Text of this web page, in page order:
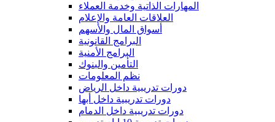
المهارات الذاتية وخدمة العملاء
العلاقات العامة والإعلام
أسواق المال والأسهم
البرامج القانونية
البرامج الأمنية
التأمين والبنوك
نظم المعلومات
دورات تدريبية داخل الرياض
دورات تدريبية داخل أبها
دورات تدريبية داخل الدمام